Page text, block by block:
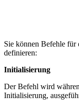
Sie können Befehle
definieren:
Initialisierung
Der Befehl wird
Initialisierung,